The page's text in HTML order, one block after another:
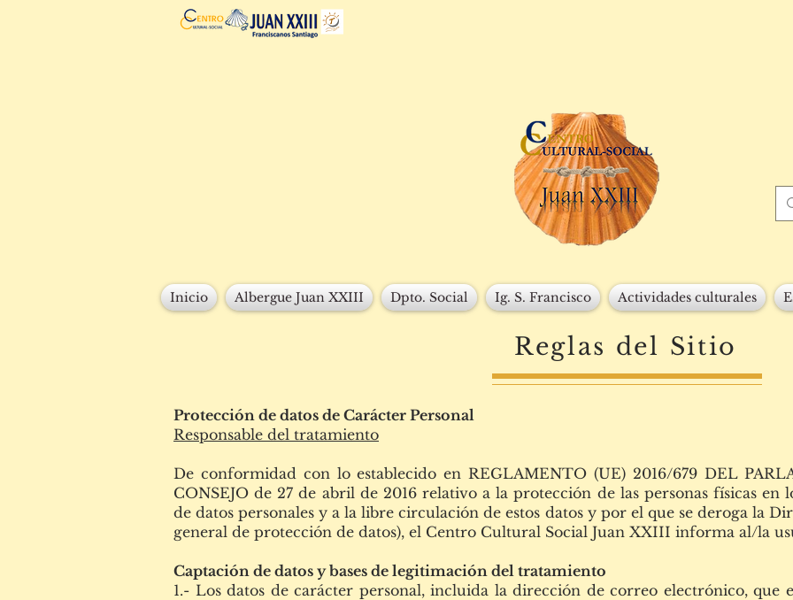
Inicio Albergue Juan XXIII Dpto. Social Ig. S. Francisco Actividades culturales
Reglas del Sitio
Protección de datos de Carácter Personal
Responsable del tratamiento
De conformidad con lo establecido en REGLAMENTO (UE) 2016/679 DEL
CONSEJO de 27 de abril de 2016 relativo a la protección de las personas físicas en
de datos personales y a la libre circulación de estos datos y por el que se deroga la
general de protección de datos), el Centro Cultural Social Juan XXIII informa al/la
Captación de datos y bases de legitimación del tratamiento
1.- Los datos de carácter personal, incluida la dirección de correo electrónico, que